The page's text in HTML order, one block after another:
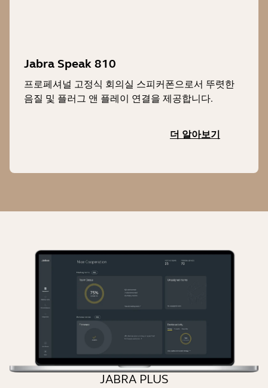
Jabra Speak 810
프로페셔널 고정식 회의실 스피커폰으로서 뚜렷한
음질 및 플러그 앤 플레이 연결을 제공합니다.
더 알아보기
JABRA PLUS